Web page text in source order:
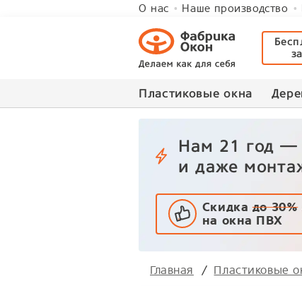
О нас Наше производство
Пластиковые окна
Нам 21 год —
и даже
Скидкадо 30%
на окна ПВХ
Главная Пластиковые